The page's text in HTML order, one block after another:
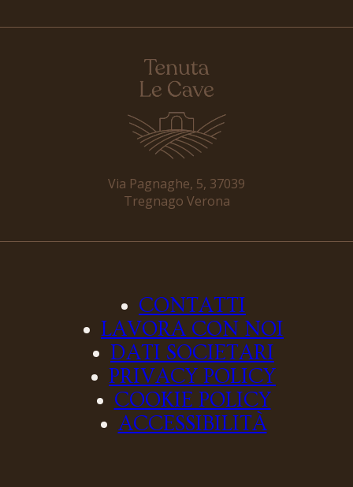
Via Pagnaghe, 5, 37039
Tregnago Verona
CONTATTI
LAVORA CON NOI
DATI SOCIETARI
PRIVACY POLICY
COOKIE POLICY
ACCESSIBILITÀ